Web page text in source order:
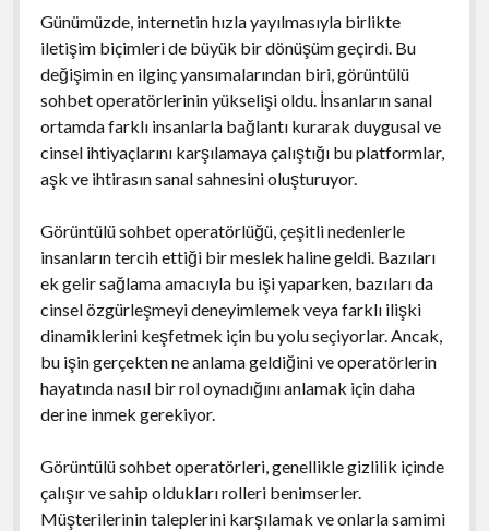
Günümüzde, internetin hızla yayılmasıyla birlikte
iletişim biçimleri de büyük bir dönüşüm geçirdi. Bu
değişimin en ilginç yansımalarından biri, görüntülü
sohbet operatörlerinin yükselişi oldu. İnsanların sanal
ortamda farklı insanlarla bağlantı kurarak duygusal ve
cinsel ihtiyaçlarını karşılamaya çalıştığı bu platformlar,
aşk ve ihtirasın sanal sahnesini oluşturuyor.
Görüntülü sohbet operatörlüğü, çeşitli nedenlerle
insanların tercih ettiği bir meslek haline geldi. Bazıları
ek gelir sağlama amacıyla bu işi yaparken, bazıları da
cinsel özgürleşmeyi deneyimlemek veya farklı ilişki
dinamiklerini keşfetmek için bu yolu seçiyorlar. Ancak,
bu işin gerçekten ne anlama geldiğini ve operatörlerin
hayatında nasıl bir rol oynadığını anlamak için daha
derine inmek gerekiyor.
Görüntülü sohbet operatörleri, genellikle gizlilik içinde
çalışır ve sahip oldukları rolleri benimserler.
Müşterilerinin taleplerini karşılamak ve onlarla samimi